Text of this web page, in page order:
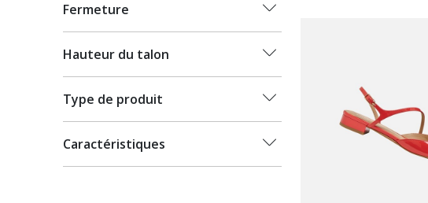
Fermeture
Hauteur du talon
Type de produit
Caractéristiques